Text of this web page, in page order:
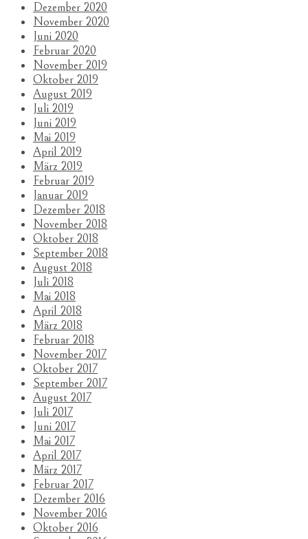
Dezember 2020
November 2020
Juni 2020
Februar 2020
November 2019
Oktober 2019
August 2019
Juli 2019
Juni 2019
Mai 2019
April 2019
März 2019
Februar 2019
Januar 2019
Dezember 2018
November 2018
Oktober 2018
September 2018
August 2018
Juli 2018
Mai 2018
April 2018
März 2018
Februar 2018
November 2017
Oktober 2017
September 2017
August 2017
Juli 2017
Juni 2017
Mai 2017
April 2017
März 2017
Februar 2017
Dezember 2016
November 2016
Oktober 2016